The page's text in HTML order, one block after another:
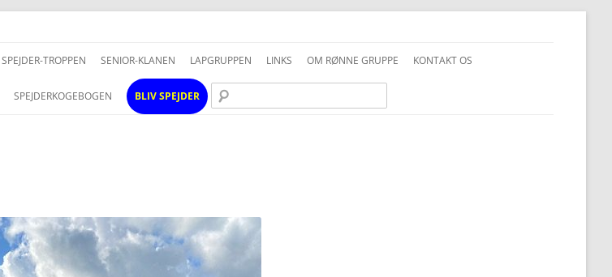
til
SPEJDER-TROPPEN SENIOR-KLANEN LAPGRUPPEN LINKS OM RØNNE GRUPPE KONTAKT OS
SPEJDERKOGEBOGEN BLIV SPEJDER